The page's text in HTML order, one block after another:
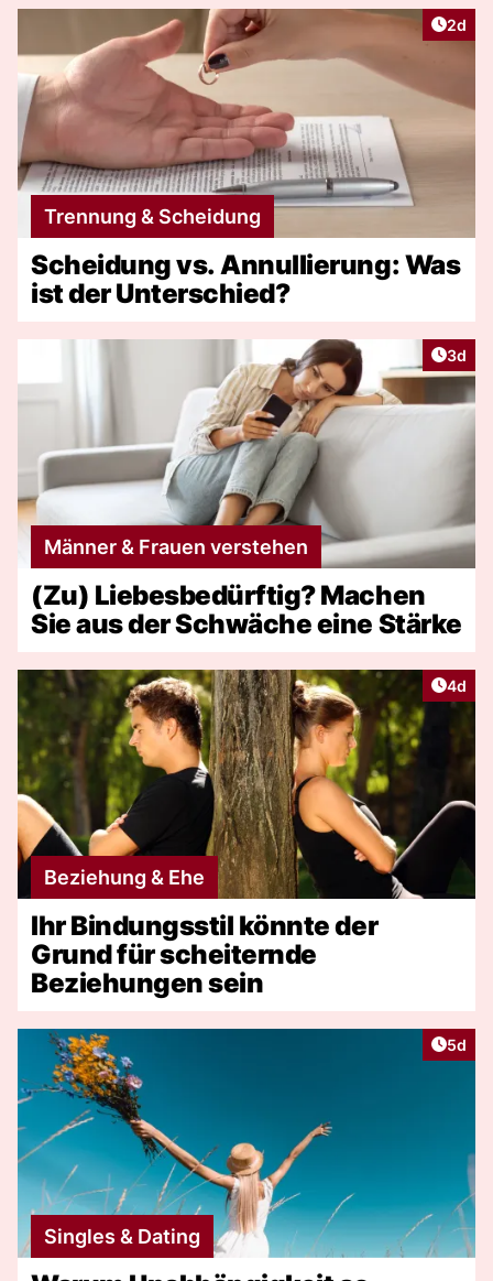
2d
Trennung & Scheidung
Scheidung vs. Annullierung: Was
ist der Unterschied?
3d
Männer & Frauen verstehen
(Zu) Liebesbedürftig? Machen
Sie aus der Schwäche eine Stärke
4d
Beziehung & Ehe
Ihr Bindungsstil könnte der
Grund für scheiternde
Beziehungen sein
5d
Singles & Dating